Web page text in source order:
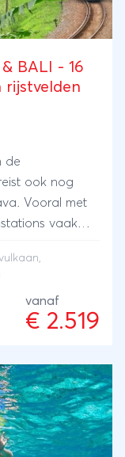
BALI - 16
rijstvelden
de
ook nog
Vooral met
vaak
asfalt of
wachten staat?
van de
Beklim de
herken de
verleden.
op de stranden
park
,
vanaf
€ 2.519